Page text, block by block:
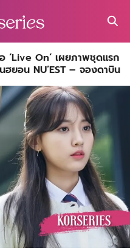
‘Live On’ เผยภาพชุดแรก
ยอน NU’EST – จองดาบิน